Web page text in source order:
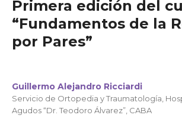
Primera edición del
“Fundamentos de la
por Pares”
Guillermo Alejandro Ricciardi
Servicio de Ortopedia y Traumatología,
Agudos “Dr. Teodoro Álvarez”, CABA